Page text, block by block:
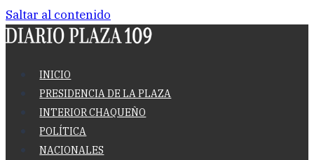
Saltar al contenido
INICIO
PRESIDENCIA DE LA PLAZA
INTERIOR CHAQUEÑO
POLÍTICA
NACIONALES